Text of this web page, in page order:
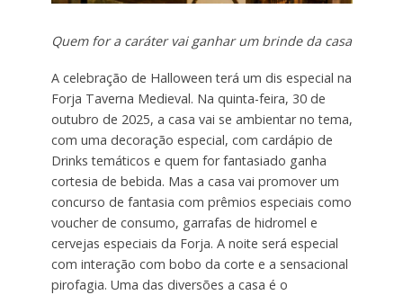
Quem for a caráter vai ganhar um brinde da casa
A celebração de Halloween terá um dis especial na
Forja Taverna Medieval. Na quinta-feira, 30 de
outubro de 2025, a casa vai se ambientar no tema,
com uma decoração especial, com cardápio de
Drinks temáticos e quem for fantasiado ganha
cortesia de bebida. Mas a casa vai promover um
concurso de fantasia com prêmios especiais como
voucher de consumo, garrafas de hidromel e
cervejas especiais da Forja. A noite será especial
com interação com bobo da corte e a sensacional
pirofagia. Uma das diversões a casa é o